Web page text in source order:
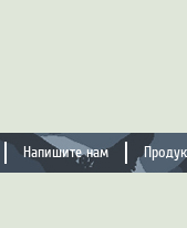
Напишите нам